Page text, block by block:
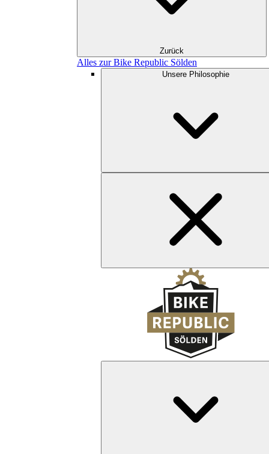
Zurück
Alles zur Bike Republic Sölden
Unsere Philosophie